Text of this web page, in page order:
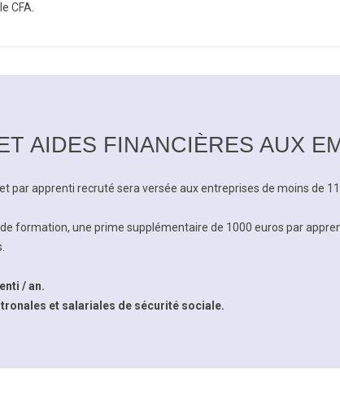
CFA.
AIDES FINANCIÈRES AUX
par apprenti recruté sera versée aux entreprises de moins de 11
formation, une prime supplémentaire de 1000 euros par
/ an.
et salariales de sécurité sociale.